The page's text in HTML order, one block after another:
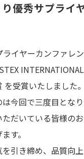
採用情報
優秀サプライ
イヤーカンファレ
受賞いたしました。
今回で三度目となり
だいている皆様の
す。
引き締め、品質向